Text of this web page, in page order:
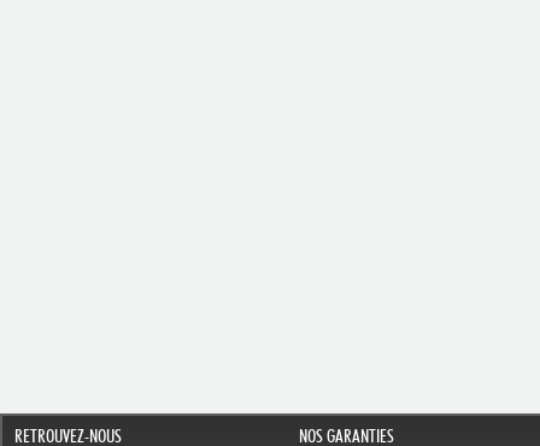
RETROUVEZ-NOUS NOS GARANTIES